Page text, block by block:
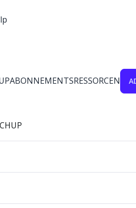
ABONNEMENTSRESSORCEN